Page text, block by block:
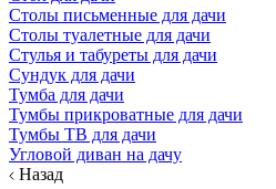
Столы письменные для дачи
Столы туалетные для дачи
Стулья и табуреты для дачи
Сундук для дачи
Тумба для дачи
Тумбы прикроватные для дачи
Тумбы ТВ для дачи
Угловой диван на дачу
Назад